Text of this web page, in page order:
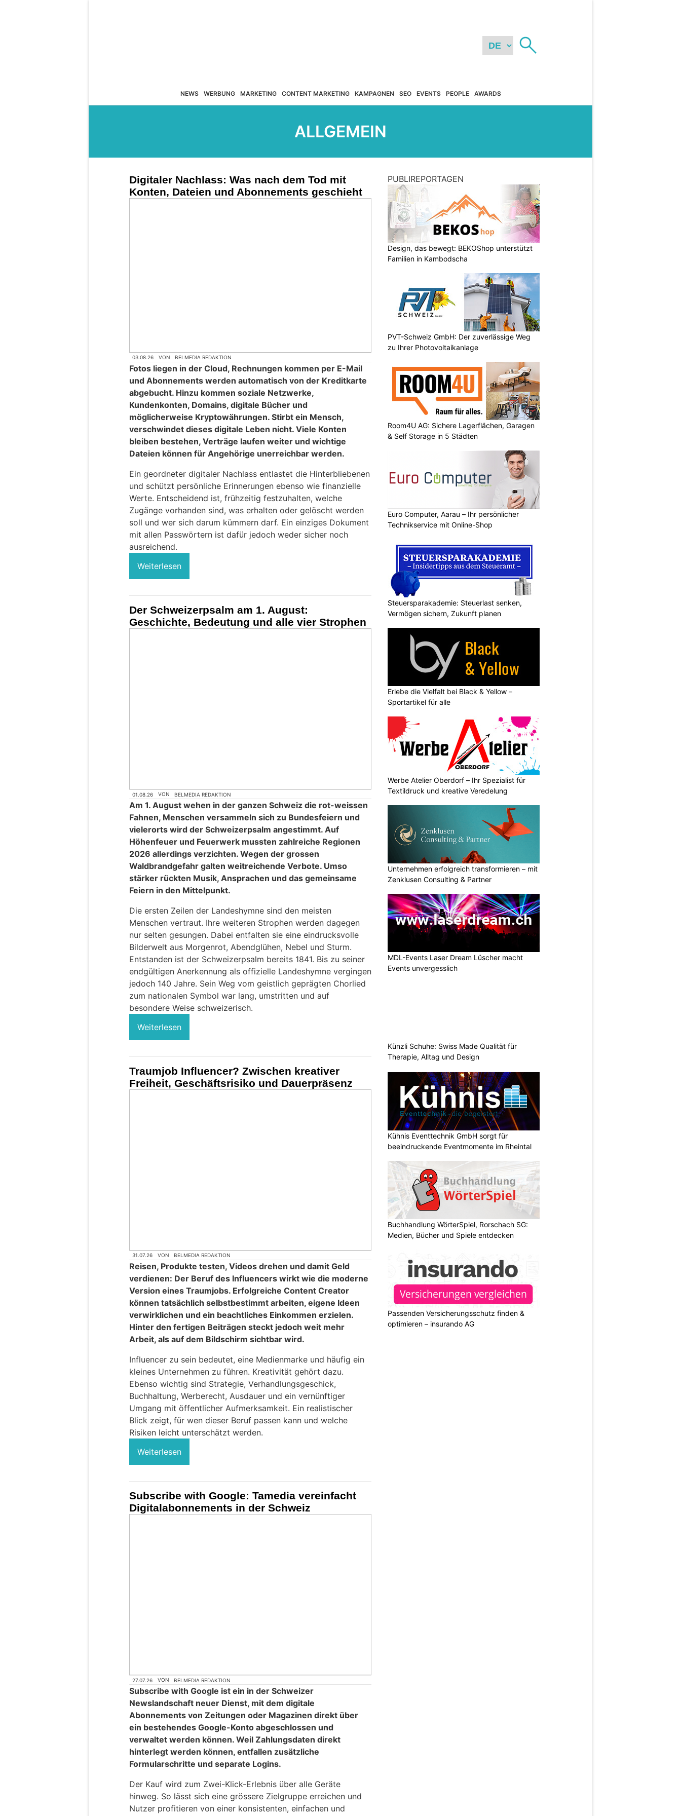
NEWS WERBUNG MARKETING CONTENT MARKETING KAMPAGNEN SEO EVENTS PEOPLE AWARDS
ALLGEMEIN
Digitaler Nachlass: Was nach dem Tod mit
Konten, Dateien und Abonnements geschieht
03.08.26 VON BELMEDIA REDAKTION
Fotos liegen in der Cloud, Rechnungen kommen per E-Mail
und Abonnements werden automatisch von der Kreditkarte
abgebucht. Hinzu kommen soziale Netzwerke,
Kundenkonten, Domains, digitale Bücher und
möglicherweise Kryptowährungen. Stirbt ein Mensch,
verschwindet dieses digitale Leben nicht. Viele Konten
bleiben bestehen, Verträge laufen weiter und wichtige
Dateien können für Angehörige unerreichbar werden.
Ein geordneter digitaler Nachlass entlastet die Hinterbliebenen
und schützt persönliche Erinnerungen ebenso wie finanzielle
Werte. Entscheidend ist, frühzeitig festzuhalten, welche
Zugänge vorhanden sind, was erhalten oder gelöscht werden
soll und wer sich darum kümmern darf. Ein einziges Dokument
mit allen Passwörtern ist dafür jedoch weder sicher noch
ausreichend.
Weiterlesen
Der Schweizerpsalm am 1. August:
Geschichte, Bedeutung und alle vier Strophen
01.08.26 VON BELMEDIA REDAKTION
Am 1. August wehen in der ganzen Schweiz die rot-weissen
Fahnen, Menschen versammeln sich zu Bundesfeiern und
vielerorts wird der Schweizerpsalm angestimmt. Auf
Höhenfeuer und Feuerwerk mussten zahlreiche Regionen
2026 allerdings verzichten. Wegen der grossen
Waldbrandgefahr galten weitreichende Verbote. Umso
stärker rückten Musik, Ansprachen und das gemeinsame
Feiern in den Mittelpunkt.
Die ersten Zeilen der Landeshymne sind den meisten
Menschen vertraut. Ihre weiteren Strophen werden dagegen
nur selten gesungen. Dabei entfalten sie eine eindrucksvolle
Bilderwelt aus Morgenrot, Abendglühen, Nebel und Sturm.
Entstanden ist der Schweizerpsalm bereits 1841. Bis zu seiner
endgültigen Anerkennung als offizielle Landeshymne vergingen
jedoch 140 Jahre. Sein Weg vom geistlich geprägten Chorlied
zum nationalen Symbol war lang, umstritten und auf
besondere Weise schweizerisch.
Weiterlesen
Traumjob Influencer? Zwischen kreativer
Freiheit, Geschäftsrisiko und Dauerpräsenz
31.07.26 VON BELMEDIA REDAKTION
Reisen, Produkte testen, Videos drehen und damit Geld
verdienen: Der Beruf des Influencers wirkt wie die moderne
Version eines Traumjobs. Erfolgreiche Content Creator
können tatsächlich selbstbestimmt arbeiten, eigene Ideen
verwirklichen und ein beachtliches Einkommen erzielen.
Hinter den fertigen Beiträgen steckt jedoch weit mehr
Arbeit, als auf dem Bildschirm sichtbar wird.
Influencer zu sein bedeutet, eine Medienmarke und häufig ein
kleines Unternehmen zu führen. Kreativität gehört dazu.
Ebenso wichtig sind Strategie, Verhandlungsgeschick,
Buchhaltung, Werberecht, Ausdauer und ein vernünftiger
Umgang mit öffentlicher Aufmerksamkeit. Ein realistischer
Blick zeigt, für wen dieser Beruf passen kann und welche
Risiken leicht unterschätzt werden.
Weiterlesen
Subscribe with Google: Tamedia vereinfacht
Digitalabonnements in der Schweiz
27.07.26 VON BELMEDIA REDAKTION
Subscribe with Google ist ein in der Schweizer
Newslandschaft neuer Dienst, mit dem digitale
Abonnements von Zeitungen oder Magazinen direkt über
ein bestehendes Google-Konto abgeschlossen und
verwaltet werden können. Weil Zahlungsdaten direkt
hinterlegt werden können, entfallen zusätzliche
Formularschritte und separate Logins.
Der Kauf wird zum Zwei-Klick-Erlebnis über alle Geräte
hinweg. So lässt sich eine grössere Zielgruppe erreichen und
Nutzer profitieren von einer konsistenten, einfachen und
PUBLIREPORTAGEN
Design, das bewegt: BEKOShop unterstützt
Familien in Kambodscha
PVT-Schweiz GmbH: Der zuverlässige Weg
zu Ihrer Photovoltaikanlage
Room4U AG: Sichere Lagerflächen, Garagen
& Self Storage in 5 Städten
Euro Computer, Aarau – Ihr persönlicher
Technikservice mit Online-Shop
Steuersparakademie: Steuerlast senken,
Vermögen sichern, Zukunft planen
Erlebe die Vielfalt bei Black & Yellow –
Sportartikel für alle
Werbe Atelier Oberdorf – Ihr Spezialist für
Textildruck und kreative Veredelung
Unternehmen erfolgreich transformieren – mit
Zenklusen Consulting & Partner
MDL-Events Laser Dream Lüscher macht
Events unvergesslich
Künzli Schuhe: Swiss Made Qualität für
Therapie, Alltag und Design
Kühnis Eventtechnik GmbH sorgt für
beeindruckende Eventmomente im Rheintal
Buchhandlung WörterSpiel, Rorschach SG:
Medien, Bücher und Spiele entdecken
Passenden Versicherungsschutz finden &
optimieren – insurando AG